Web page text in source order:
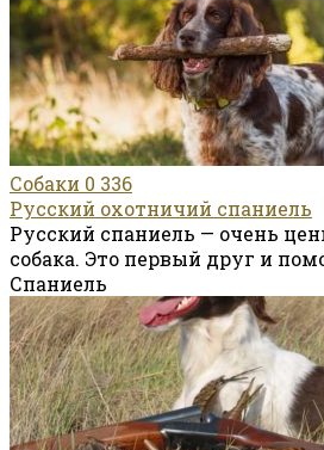
Собаки 0 336
Русский охотничий спаниель
Русский спаниель — очень
собака. Это первый друг и
Спаниель